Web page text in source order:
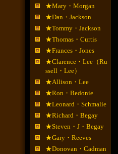
★Mary・Morgan
★Dan・Jackson
★Tommy・Jackson
★Thomas・Curtis
★Frances・Jones
★Clarence・Lee（Ru
ssell・Lee）
★Allison・Lee
★Ron・Bedonie
★Leonard・Schmalie
★Richard・Begay
★Steven・J・Begay
★Gary・Reeves
★Donovan・Cadman